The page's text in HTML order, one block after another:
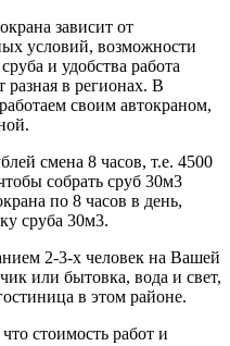
зависит от
условий, возможности
и удобства работа
разная в регионах. В
своим автокраном,
смена 8 часов, т.е. 4500
собрать сруб 30м3
по 8 часов в день,
сруба 30м3.
2-3-х человек на Вашей
или бытовка, вода и свет,
в этом районе.
стоимость работ и